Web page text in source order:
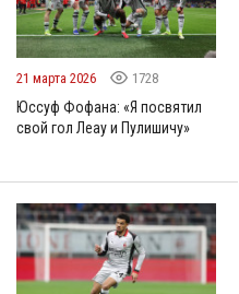
21 марта 2026 1728
Юссуф Фофана: «Я посвятил
свой гол Леау и Пулишичу»